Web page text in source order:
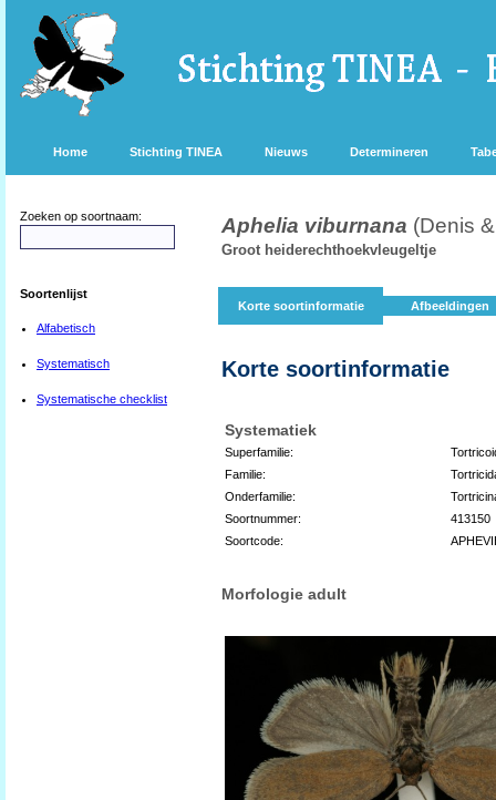
Home Stichting TINEA Nieuws Determineren
Zoeken op soortnaam:
Soortenlijst
Alfabetisch
Systematisch
Systematische checklist
Aphelia viburnana (Denis
Groot heiderechthoekvleugeltje
Korte soortinformatie Afbeeldingen
Korte soortinformatie
Systematiek
Superfamilie:
Familie:
Onderfamilie:
Soortnummer:
413150
Soortcode:
Morfologie adult